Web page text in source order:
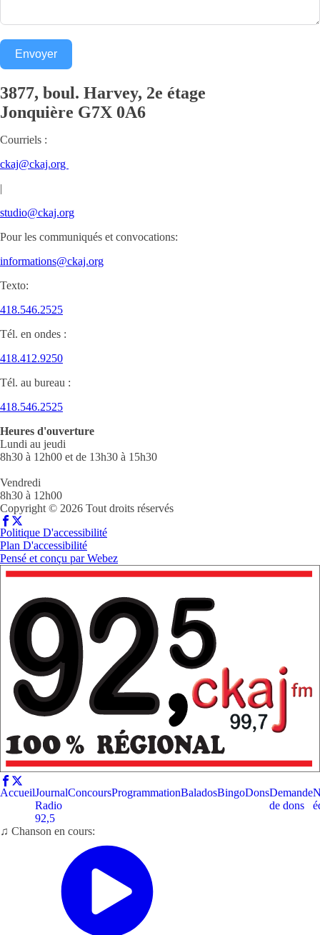
Envoyer
3877, boul. Harvey, 2e étage
Jonquière G7X 0A6
Courriels :
ckaj@ckaj.org
|
studio@ckaj.org
Pour les communiqués et convocations:
informations@ckaj.org
Texto:
418.546.2525
Tél. en ondes :
418.412.9250
Tél. au bureau :
418.546.2525
Heures d'ouverture
Lundi au jeudi
8h30 à 12h00 et de 13h30 à 15h30
Vendredi
8h30 à 12h00
Copyright © 2026 Tout droits réservés
Politique D'accessibilité
Plan D'accessibilité
Pensé et conçu parWebez
AccueilJournal
Radio
92,5
ConcoursProgrammationBaladosBingoDonsDemande
de dons
♫ Chanson en cours: